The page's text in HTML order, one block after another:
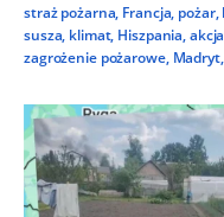
straż pożarna, Francja, pożar,
susza, klimat, Hiszpania,
zagrożenie pożarowe, Madryt,